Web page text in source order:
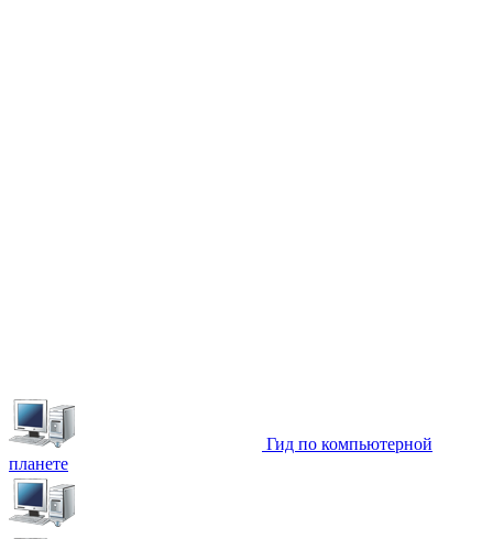
Гид по компьютерной
планете